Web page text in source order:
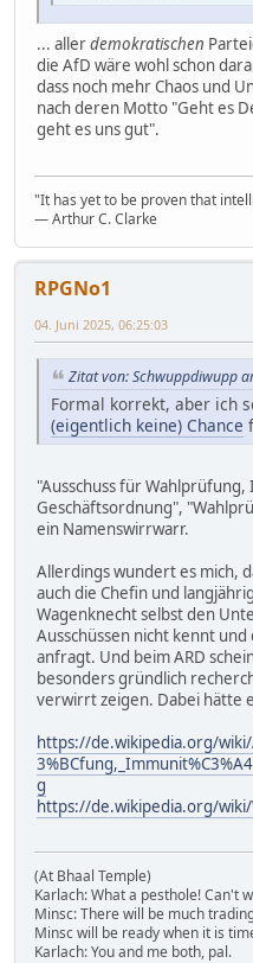
... allerdemokratischen
die AfD wäre wohl schon
dass noch mehr Chaos und
nach deren Motto "Geht es
geht es uns gut".
"It has yet to be proven that
― Arthur C. Clarke
RPGNo1
04. Juni 2025, 06:25:03
Zitat von: Schwuppdiwupp
Formal korrekt, aber ich
(eigentlich keine) Chance
"Ausschuss für
Geschäftsordnung",
ein Namenswirrwarr.
Allerdings wundert es mich,
auch die Chefin und
Wagenknecht selbst den
Ausschüssen nicht kennt
anfragt. Und beim ARD
besonders gründlich
verwirrt zeigen. Dabei hätte
https://de.wikipedia.org/wiki/
g
https://de.wikipedia.org/wiki/
(At Bhaal Temple)
Karlach: What a pesthole! Can't
Minsc: There will be much
Minsc will be ready when it is
Karlach: You and me both, pal.